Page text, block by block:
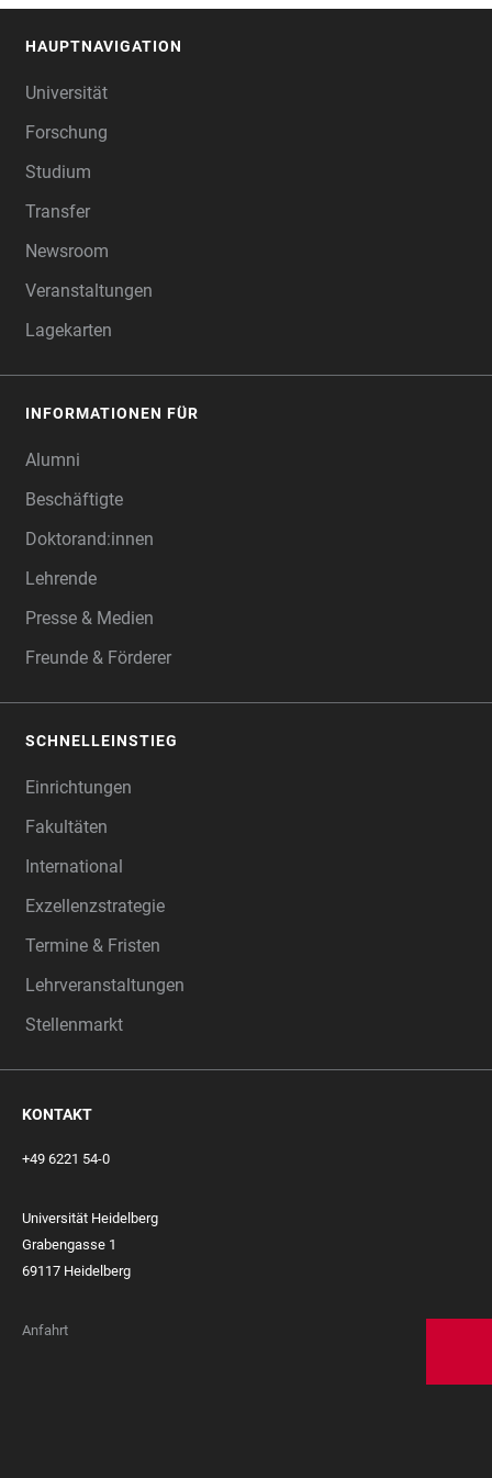
HAUPTNAVIGATION
Universität
Forschung
Studium
Transfer
Newsroom
Veranstaltungen
Lagekarten
INFORMATIONEN FÜR
Alumni
Beschäftigte
Doktorand:innen
Lehrende
Presse & Medien
Freunde & Förderer
SCHNELLEINSTIEG
Einrichtungen
Fakultäten
International
Exzellenzstrategie
Termine & Fristen
Lehrveranstaltungen
Stellenmarkt
KONTAKT
+49 6221 54-0
Universität Heidelberg
Grabengasse 1
69117 Heidelberg
Anfahrt